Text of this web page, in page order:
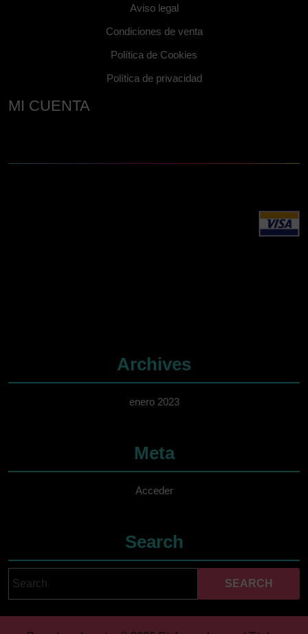
Aviso legal
Condiciones de venta
Política de Cookies
Política de privacidad
MI CUENTA
Archives
enero 2023
Meta
Acceder
Search